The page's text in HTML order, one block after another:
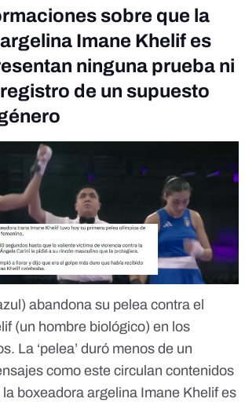
sobre que la
Imane Khelif es
ninguna prueba ni
de un supuesto
abandona su pelea contra el
(un hombre biológico) en los
La ‘pelea’ duró menos de un
como este circulan contenidos
boxeadora argelina Imane Khelif es